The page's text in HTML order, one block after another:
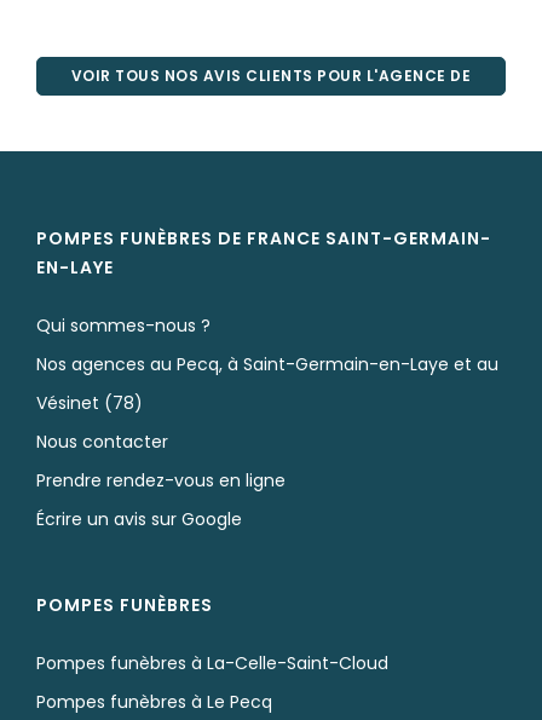
VOIR TOUS NOS AVIS CLIENTS POUR L'AGENCE DE
POMPES FUNÈBRES DE FRANCE SAINT-GERMAIN-
EN-LAYE
Qui sommes-nous ?
Nos agences au Pecq, à Saint-Germain-en-Laye et au
Vésinet (78)
Nous contacter
Prendre rendez-vous en ligne
Écrire un avis sur Google
POMPES FUNÈBRES
Pompes funèbres à La-Celle-Saint-Cloud
Pompes funèbres à Le Pecq